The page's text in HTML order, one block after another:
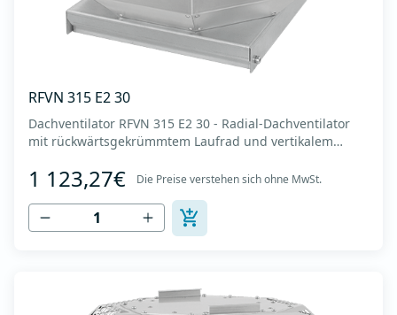
RFVN 315 E2 30
Dachventilator RFVN 315 E2 30 - Radial-Dachventilator
mit rückwärtsgekrümmtem Laufrad und vertikalem
Luftdurchsatz: bis zu 3.860 m3/h - Für Dauerbetrieb mit
Temperaturen bis 120 °C - Luftauslass mit Schutzgitter -
Zur Reinigung und Wartung lässt s...
1 123,27€ Die Preise verstehen sich ohne MwSt.